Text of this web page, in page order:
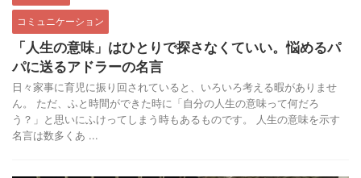
コミュニケーション
「人生の意味」はひとりで探さなくていい。悩めるパ
パに送るアドラーの名言
日々家事に育児に振り回されていると、いろいろ考える暇がありませ
ん。 ただ、ふと時間ができた時に「自分の人生の意味って何だろ
う？」と思いにふけってしまう時もあるものです。 人生の意味を示す
名言は数多くあ ...